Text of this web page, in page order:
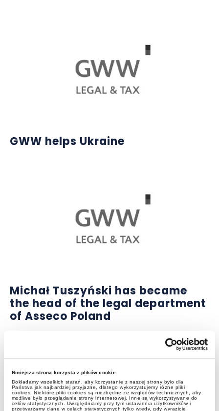
Niniejsza strona korzysta z plików cookie
Dokładamy wszelkich starań, aby korzystanie z naszej strony było dla
Państwa jak najbardziej przyjazne, dlatego wykorzystujemy różne pliki
cookies. Niektóre pliki cookies są niezbędne ze względów technicznych, aby
możliwe było przeglądanie strony internetowej. Inne są wykorzystywane do
celów statystycznych. Uwzględniamy przy tym ustawienia użytkowników i
przetwarzamy dane w celach statystycznych tylko wtedy, gdy wyrazicie
GWW helps Ukraine
Michał Tuszyński has became
the head of the legal department
of Asseco Poland